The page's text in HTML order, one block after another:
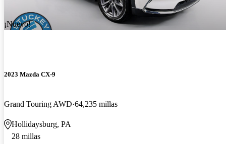
¡Nuevo!
2023 Mazda CX-9
Grand Touring AWD 64,235 millas
Hollidaysburg, PA
28 millas